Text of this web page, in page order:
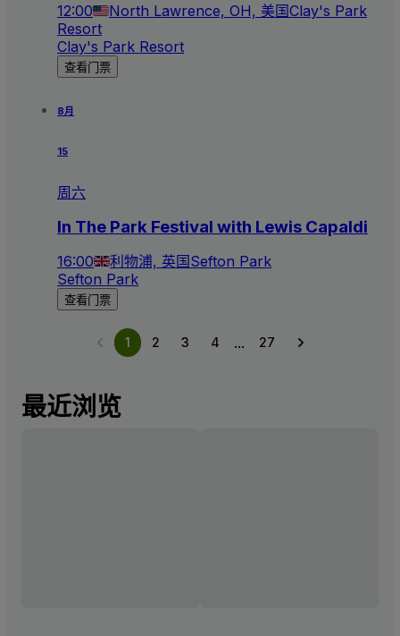
12:00 North Lawrence, OH, 美国Clay's Park
Resort
Clay's Park Resort
查看门票
8月
15
周六
In The Park Festival with Lewis Capaldi
16:00 利物浦, 英国Sefton Park
Sefton Park
查看门票
1 2 3 4 ... 27
最近浏览